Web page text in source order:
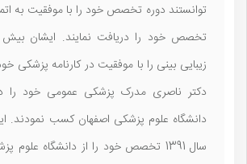
توانستند دوره تخصص خود را با موفقیت به
زیبایی بینی را با موفقیت در کارنامه پزشکی
دانشگاه علوم پزشکی اصفهان کسب نمودند.
سال 1391 تخصص خود را از دانشگاه